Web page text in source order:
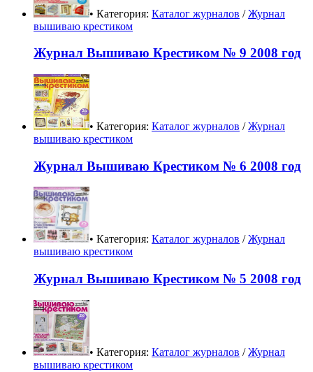
• Категория: Каталог журналов /Журнал
вышиваю крестиком
Журнал Вышиваю Крестиком № 9 2008 год
• Категория: Каталог журналов /Журнал
вышиваю крестиком
Журнал Вышиваю Крестиком № 6 2008 год
• Категория: Каталог журналов /Журнал
вышиваю крестиком
Журнал Вышиваю Крестиком № 5 2008 год
• Категория: Каталог журналов /Журнал
вышиваю крестиком